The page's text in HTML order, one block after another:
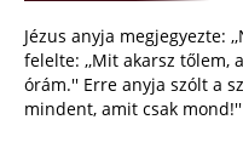
január
26.)
Jézus anyja megjegyezte:
felelte: ,,Mit akarsz tőlem,
órám.'' Erre anyja szólt a
mindent, amit csak mond!''